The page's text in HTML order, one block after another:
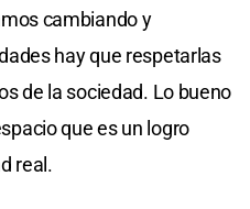
cambiando y
hay que respetarlas
de la sociedad. Lo bueno
que es un logro
real.